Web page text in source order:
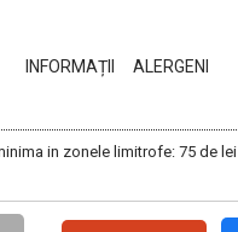
INFORMAȚII ALERGENI
in zonele limitrofe: 75 de lei